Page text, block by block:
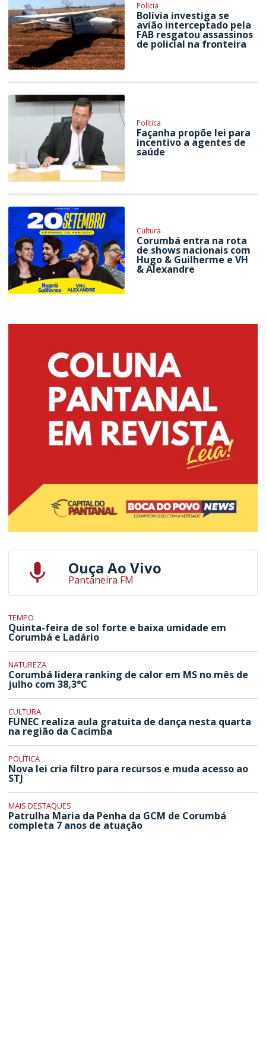
Polícia
Bolívia investiga se
avião interceptado pela
FAB resgatou assassinos
de policial na fronteira
Política
Façanha propõe lei para
incentivo a agentes de
saúde
Cultura
Corumbá entra na rota
de shows nacionais com
Hugo & Guilherme e VH
& Alexandre
Ouça Ao Vivo
Pantaneira FM
TEMPO
Quinta-feira de sol forte e baixa umidade em
Corumbá e Ladário
NATUREZA
Corumbá lidera ranking de calor em MS no mês de
julho com 38,3°C
CULTURA
FUNEC realiza aula gratuita de dança nesta quarta
na região da Cacimba
POLÍTICA
Nova lei cria filtro para recursos e muda acesso ao
STJ
MAIS DESTAQUES
Patrulha Maria da Penha da GCM de Corumbá
completa 7 anos de atuação